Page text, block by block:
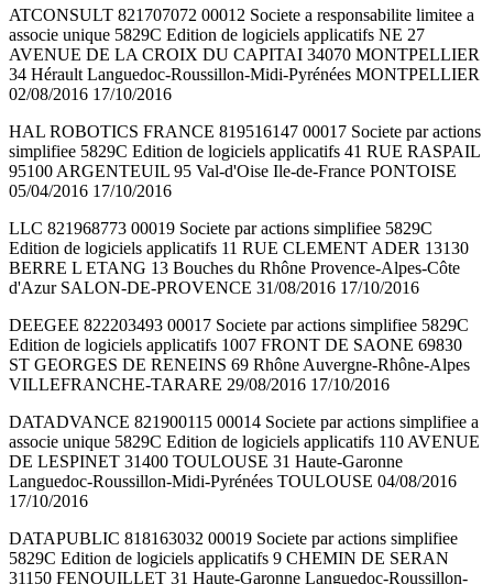
ATCONSULT 821707072 00012 Societe a responsabilite limitee a
associe unique 5829C Edition de logiciels applicatifs NE 27
AVENUE DE LA CROIX DU CAPITAI 34070 MONTPELLIER
34 Hérault Languedoc-Roussillon-Midi-Pyrénées MONTPELLIER
02/08/2016 17/10/2016
HAL ROBOTICS FRANCE 819516147 00017 Societe par actions
simplifiee 5829C Edition de logiciels applicatifs 41 RUE RASPAIL
95100 ARGENTEUIL 95 Val-d'Oise Ile-de-France PONTOISE
05/04/2016 17/10/2016
LLC 821968773 00019 Societe par actions simplifiee 5829C
Edition de logiciels applicatifs 11 RUE CLEMENT ADER 13130
BERRE L ETANG 13 Bouches du Rhône Provence-Alpes-Côte
d'Azur SALON-DE-PROVENCE 31/08/2016 17/10/2016
DEEGEE 822203493 00017 Societe par actions simplifiee 5829C
Edition de logiciels applicatifs 1007 FRONT DE SAONE 69830
ST GEORGES DE RENEINS 69 Rhône Auvergne-Rhône-Alpes
VILLEFRANCHE-TARARE 29/08/2016 17/10/2016
DATADVANCE 821900115 00014 Societe par actions simplifiee a
associe unique 5829C Edition de logiciels applicatifs 110 AVENUE
DE LESPINET 31400 TOULOUSE 31 Haute-Garonne
Languedoc-Roussillon-Midi-Pyrénées TOULOUSE 04/08/2016
17/10/2016
DATAPUBLIC 818163032 00019 Societe par actions simplifiee
5829C Edition de logiciels applicatifs 9 CHEMIN DE SERAN
31150 FENOUILLET 31 Haute-Garonne Languedoc-Roussillon-